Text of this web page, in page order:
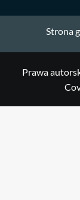
Strona
Prawa